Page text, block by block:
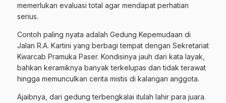
memerlukan evaluasi total agar mendapat perhatian
serius.
Contoh paling nyata adalah Gedung Kepemudaan di
Jalan R.A. Kartini yang berbagi tempat dengan Sekretariat
Kwarcab Pramuka Paser. Kondisinya jauh dari kata layak,
bahkan keramiknya banyak terkelupas dan tidak terawat
hingga memunculkan cerita mistis di kalangan anggota.
Ajaibnya, dari gedung terbengkalai itulah lahir para juara.